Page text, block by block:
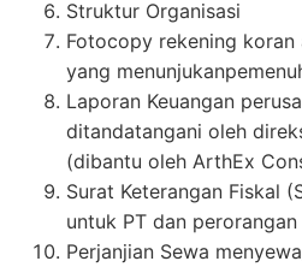
Struktur Organisasi
Fotocopy rekening koran
yang
Laporan Keuangan
ditandatangani oleh
(dibantu oleh ArthEx
Surat Keterangan Fiskal
untuk PT dan
Perjanjian Sewa